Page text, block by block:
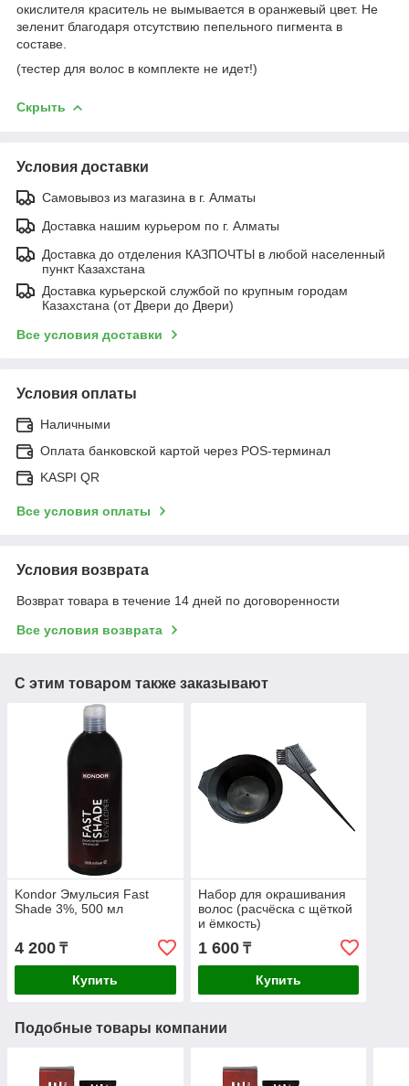
окислителя краситель не вымывается в оранжевый цвет. Не
зеленит благодаря отсутствию пепельного пигмента в
составе.
(тестер для волос в комплекте не идет!)
Скрыть
Условия доставки
Самовывоз из магазина в г. Алматы
Доставка нашим курьером по г. Алматы
Доставка до отделения КАЗПОЧТЫ в любой населенный
пункт Казахстана
Доставка курьерской службой по крупным городам
Казахстана (от Двери до Двери)
Все условия доставки
Условия оплаты
Наличными
Оплата банковской картой через POS-терминал
KASPI QR
Все условия оплаты
Условия возврата
Возврат товара в течение 14 дней по договоренности
Все условия возврата
С этим товаром также заказывают
Kondor Эмульсия Fast
Shade 3%, 500 мл
4 200 ₸
Купить
Набор для окрашивания
волос (расчёска с щёткой
и ёмкость)
1 600₸
Купить
Подобные товары компании